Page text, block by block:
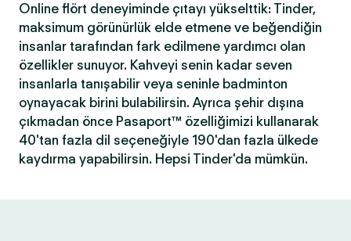
Online flört deneyiminde çıtayı yükselttik: Tinder,
maksimum görünürlük elde etmene ve beğendiğin
insanlar tarafından fark edilmene yardımcı olan
özellikler sunuyor. Kahveyi senin kadar seven
insanlarla tanışabilir veya seninle badminton
oynayacak birini bulabilirsin. Ayrıca şehir dışına
çıkmadan önce Pasaport™ özelliğimizi kullanarak
40'tan fazla dil seçeneğiyle 190'dan fazla ülkede
kaydırma yapabilirsin. Hepsi Tinder'da mümkün.